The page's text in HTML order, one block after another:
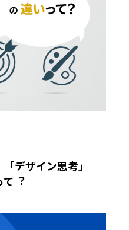
デザイン思考」
て︖